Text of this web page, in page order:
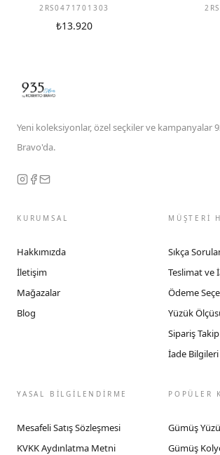
2RS0471701303
₺13.920
Yeni koleksiyonlar, özel seçkiler ve kampanyalar
Bravo'da.
KURUMSAL
Hakkımızda
İletişim
Mağazalar
Blog
MÜŞTERİ
Sıkça
Teslimat ve
Ödeme
Yüzük
Sipariş Takip
İade Bilgileri
YASAL BİLGİLENDİRME
Mesafeli Satış Sözleşmesi
KVKK Aydınlatma Metni
POPÜLER
Gümüş
Gümüş